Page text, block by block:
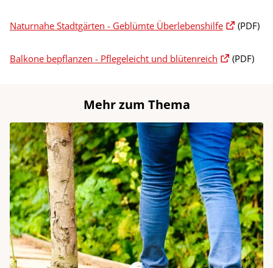
Naturnahe Stadtgärten - Geblümte Überlebenshilfe (PDF)
Balkone bepflanzen - Pflegeleicht und blütenreich (PDF)
Mehr zum Thema